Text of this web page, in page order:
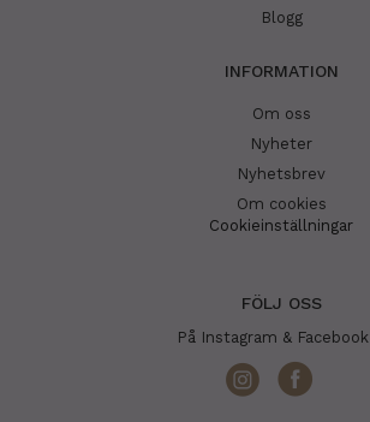
Blogg
INFORMATION
Om oss
Nyheter
Nyhetsbrev
Om cookies
Cookieinställningar
FÖLJ OSS
På Instagram & Facebook